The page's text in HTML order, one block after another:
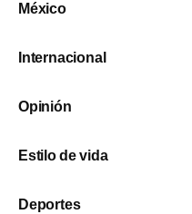
México
Internacional
Opinión
Estilo de vida
Deportes